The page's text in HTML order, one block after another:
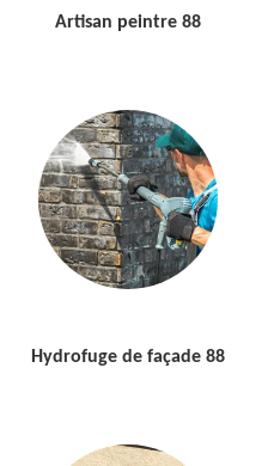
Artisan peintre 88
Hydrofuge de façade 88